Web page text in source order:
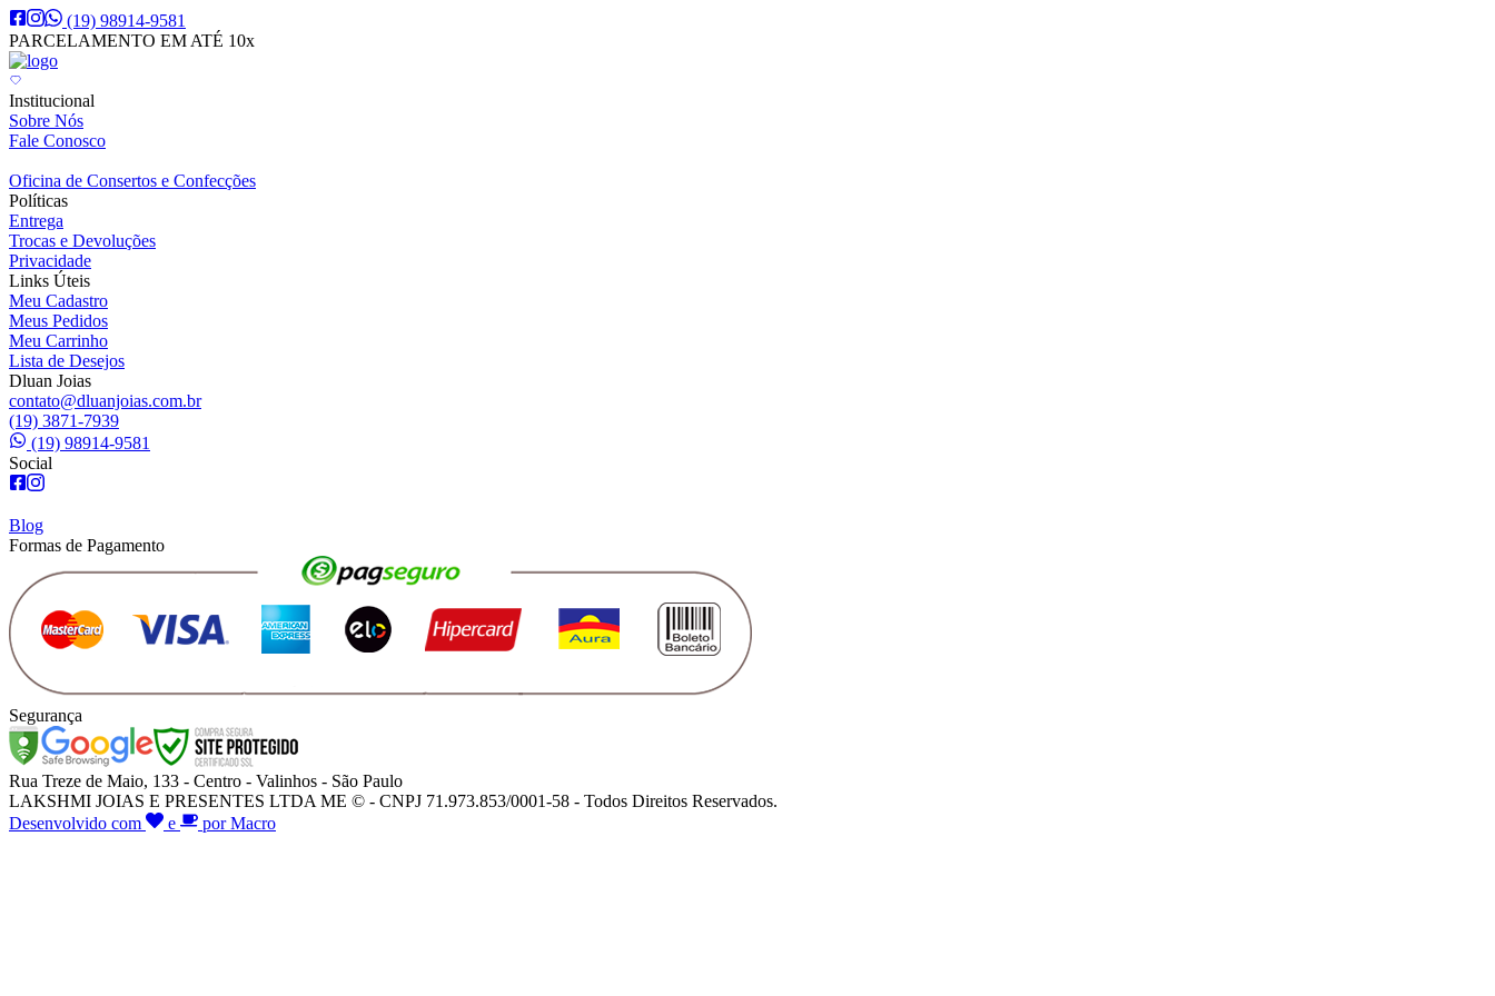
(19) 98914-9581
PARCELAMENTO EM ATÉ 10x
Institucional
Sobre Nós
Fale Conosco
Oficina de Consertos e Confecções
Políticas
Entrega
Trocas e Devoluções
Privacidade
Links Úteis
Meu Cadastro
Meus Pedidos
Meu Carrinho
Lista de Desejos
Dluan Joias
contato@dluanjoias.com.br
(19) 3871-7939
(19) 98914-9581
Social
Blog
Formas de Pagamento
Segurança
Rua Treze de Maio, 133 - Centro - Valinhos - São Paulo
LAKSHMI JOIAS E PRESENTES LTDA ME © - CNPJ 71.973.853/0001-58 - Todos Direitos Reservados.
Desenvolvido com
e por Macro